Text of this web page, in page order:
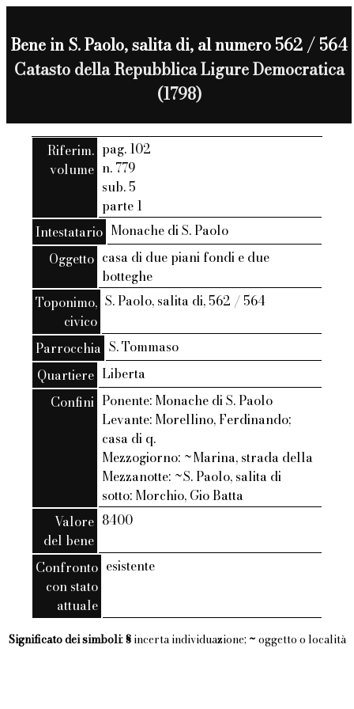
Bene in S. Paolo, salita di, al numero 562 / 564
Catasto della Repubblica Ligure Democratica
(1798)
Riferim.
volume
pag. 102
n. 779
sub. 5
parte 1
Intestatario Monache di S. Paolo
Oggetto casa di due piani fondi e due
botteghe
Toponimo,
civico
S. Paolo, salita di, 562 / 564
Parrocchia S. Tommaso
Quartiere Liberta
Confini Ponente: Monache di S. Paolo
Levante: Morellino, Ferdinando;
casa di q.
Mezzogiorno: ~Marina, strada della
Mezzanotte: ~S. Paolo, salita di
sotto: Morchio, Gio Batta
Valore
del bene
8400
Confronto
con stato
attuale
esistente
Significato dei simboli: §incerta individuazione; ~ oggetto o località